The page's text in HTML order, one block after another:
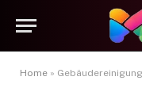
Home »